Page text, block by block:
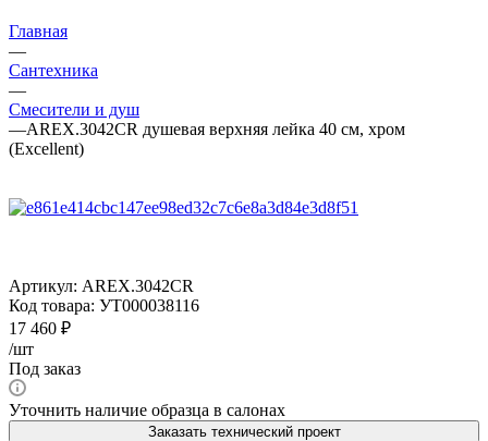
Главная
—
Сантехника
—
Смесители и душ
—AREX.3042CR душевая верхняя лейка 40 см, хром
(Excellent)
Артикул: AREX.3042CR
Код товара: УТ000038116
17 460 ₽
/шт
Под заказ
Уточнить наличие образца в салонах
Заказать технический проект